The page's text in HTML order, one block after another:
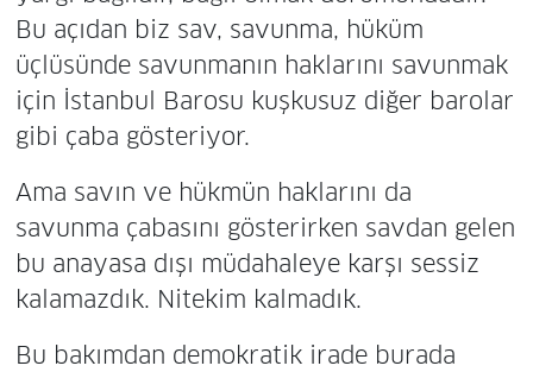
Bu açıdan biz sav, savunma, hüküm
üçlüsünde savunmanın haklarını savunmak
için İstanbul Barosu kuşkusuz diğer barolar
gibi çaba gösteriyor.
Ama savın ve hükmün haklarını da
savunma çabasını gösterirken savdan gelen
bu anayasa dışı müdahaleye karşı sessiz
kalamazdık. Nitekim kalmadık.
Bu bakımdan demokratik irade burada